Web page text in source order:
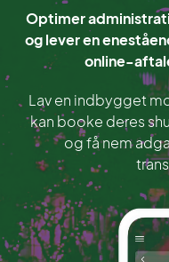
Optimer
og lever en
online-
Lav en indbygget
kan booke deres
og få nem